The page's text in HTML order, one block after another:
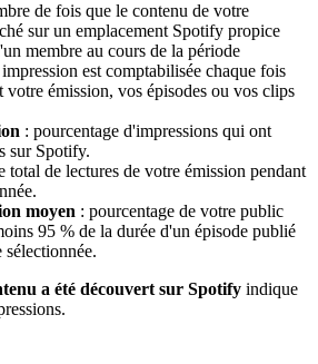
de fois que le contenu de votre
sur un emplacement Spotify propice
membre au cours de la période
est comptabilisée chaque fois
émission, vos épisodes ou vos clips
: pourcentage d'impressions qui ont
sur Spotify.
total de lectures de votre émission pendant
moyen : pourcentage de votre public
95 % de la durée d'un épisode publié
sélectionnée.
a été découvert sur Spotify indique